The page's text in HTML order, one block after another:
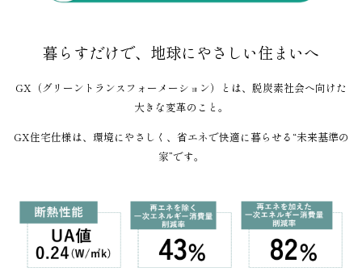
暮らすだけで、地球にやさしい住まいへ
GX（グリーントランスフォーメーション）とは、脱炭素社会へ向けた
大きな変革のこと。
GX住宅仕様は、環境にやさしく、省エネで快適に暮らせる“未来基準の
家”です。